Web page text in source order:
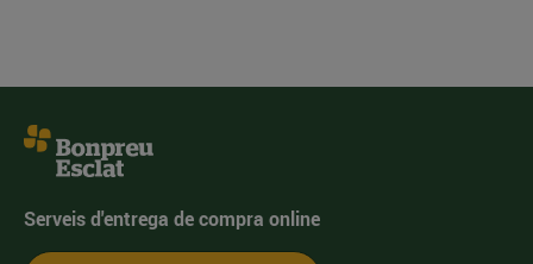
Serveis d'entrega de compra online